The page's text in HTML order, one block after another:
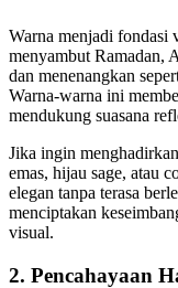
Warna menjadi fondasi
menyambut Ramadan,
dan menenangkan
Warna-warna ini
mendukung suasana
Jika ingin
emas, hijau sage, atau
elegan tanpa terasa
menciptakan
visual.
2. Pencahayaan